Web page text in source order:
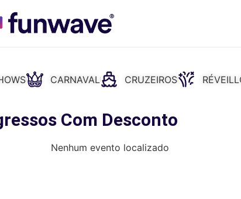
CARNAVAL CRUZEIROS
Com Desconto
Nenhum evento localizado